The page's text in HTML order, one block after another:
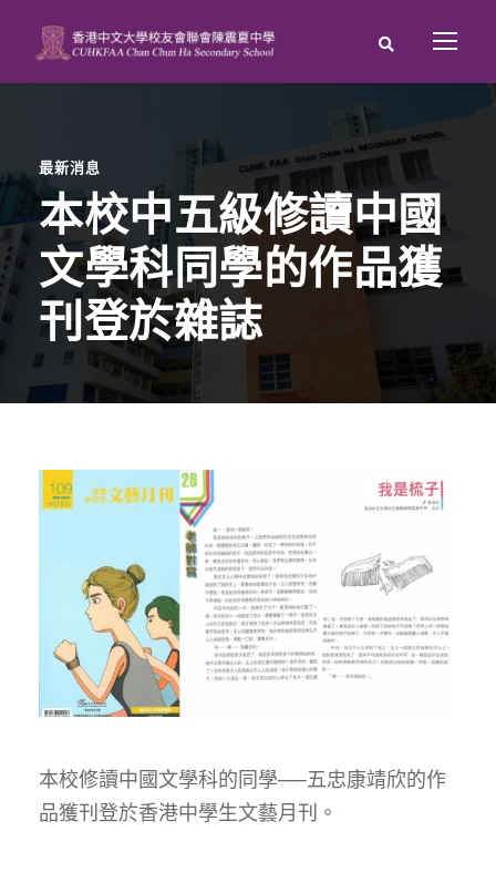
最新消息
本校中五級修讀中國
文學科同學的作品獲
刊登於雜誌
本校修讀中國文學科的同學──五忠康靖欣的作
品獲刊登於香港中學生文藝月刊。